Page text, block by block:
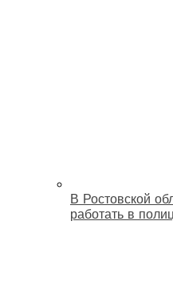
В Ростовской
работать в